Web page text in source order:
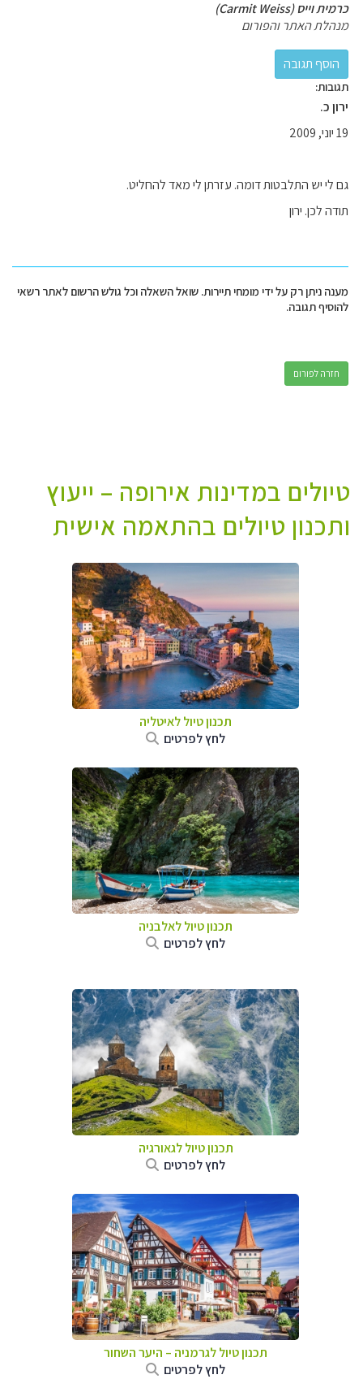
כרמית וייס (Carmit Weiss)
מנהלת האתר והפורום
תגובות:
ירון כ.
19 יוני, 2009
גם לי יש התלבטות דומה. עזרתן לי מאד להחליט.
תודה לכן. ירון
מענה ניתן רק על ידי מומחי תיירות. שואל השאלה וכל גולש הרשום לאתר רשאי
להוסיף תגובה.
חזרה לפורום
טיולים במדינות אירופה – ייעוץ
ותכנון טיולים בהתאמה אישית
תכנון טיול לאיטליה
לחץ לפרטים
תכנון טיול לאלבניה
לחץ לפרטים
תכנון טיול לגאורגיה
לחץ לפרטים
תכנון טיול לגרמניה – היער השחור
לחץ לפרטים